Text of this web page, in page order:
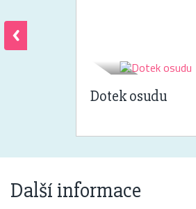
Dotek osudu
Další informace